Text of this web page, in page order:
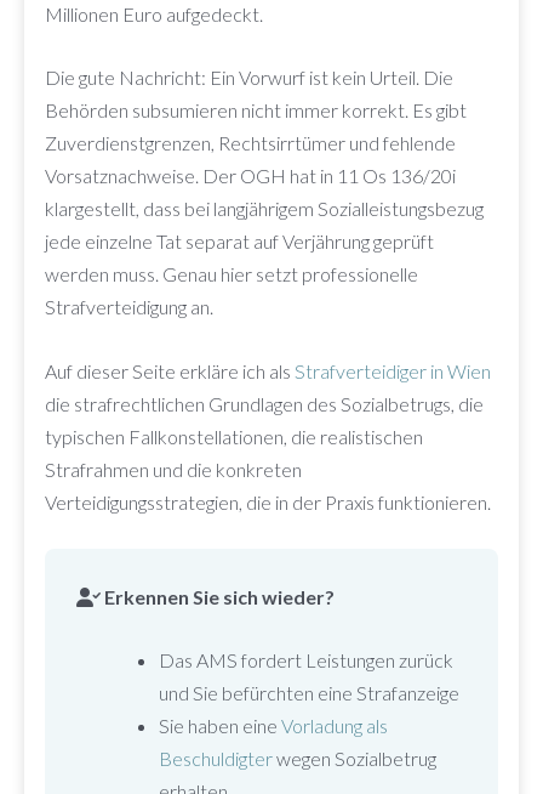
Millionen Euro aufgedeckt.
Die gute Nachricht: Ein Vorwurf ist kein Urteil. Die
Behörden subsumieren nicht immer korrekt. Es gibt
Zuverdienstgrenzen, Rechtsirrtümer und fehlende
Vorsatznachweise. Der OGH hat in 11 Os 136/20i
klargestellt, dass bei langjährigem Sozialleistungsbezug
jede einzelne Tat separat auf Verjährung geprüft
werden muss. Genau hier setzt professionelle
Strafverteidigung an.
Auf dieser Seite erkläre ich als Strafverteidiger in Wien
die strafrechtlichen Grundlagen des Sozialbetrugs, die
typischen Fallkonstellationen, die realistischen
Strafrahmen und die konkreten
Verteidigungsstrategien, die in der Praxis funktionieren.
Erkennen Sie sich wieder?
Das AMS fordert Leistungen zurück
und Sie befürchten eine Strafanzeige
Sie haben eine Vorladung als
Beschuldigterwegen Sozialbetrug